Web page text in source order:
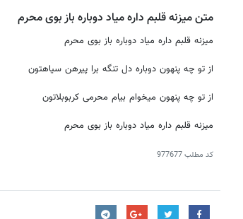
متن میزنه قلبم داره میاد دوباره باز بوی محرم
میزنه قلبم داره میاد دوباره باز بوی محرم
از تو چه پنهون دوباره دل تنگه برا پیرهن سیاهتون
از تو چه پنهون میخوام بیام محرمی کربوبلاتون
میزنه قلبم داره میاد دوباره باز بوی محرم
کد مطلب977677